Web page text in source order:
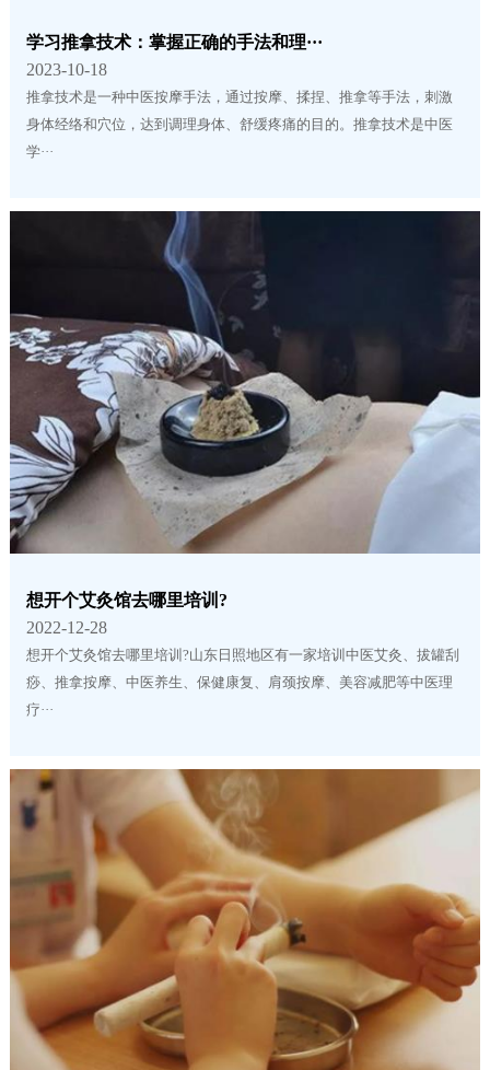
学习推拿技术：掌握正确的手法和理···
2023-10-18
推拿技术是一种中医按摩手法，通过按摩、揉捏、推拿等手法，刺激
身体经络和穴位，达到调理身体、舒缓疼痛的目的。推拿技术是中医
学···
想开个艾灸馆去哪里培训?
2022-12-28
想开个艾灸馆去哪里培训?山东日照地区有一家培训中医艾灸、拔罐刮
痧、推拿按摩、中医养生、保健康复、肩颈按摩、美容减肥等中医理
疗···